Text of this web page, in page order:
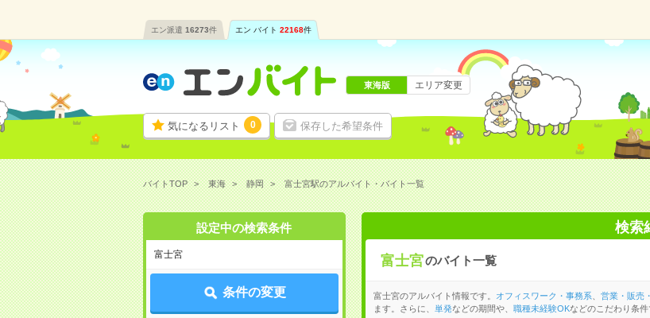
エン派遣 16273件 エン バイト 22168件
気になるリスト 0 保存した希望条件
東海版 エリア変更
バイトTOP 東海 静岡 富士宮駅のアルバイト・バイト一覧
設定中の検索条件
富士宮
条件の変更
検索
富士宮のバイト一覧
富士宮のアルバイト情報です。 オフィスワーク・事務系 営業・販売
ます。さらに、
単発などの期間や、 職種未経験OKなどのこだわり条件